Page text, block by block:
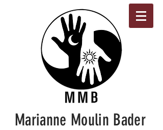
Marianne Moulin Bader